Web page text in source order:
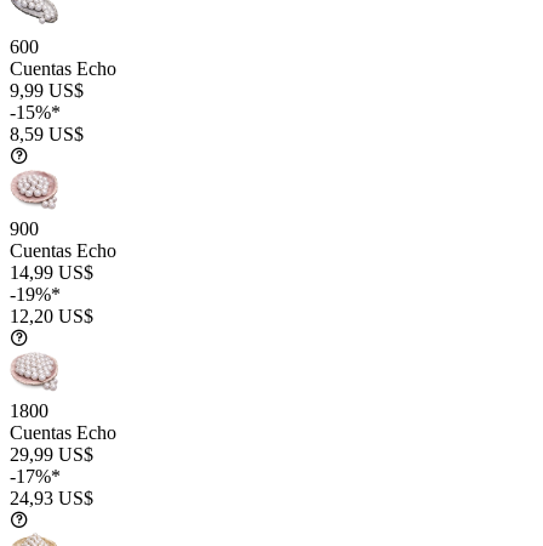
600
Cuentas Echo
9,99 US$
-15%*
8,59 US$
900
Cuentas Echo
14,99 US$
-19%*
12,20 US$
1800
Cuentas Echo
29,99 US$
-17%*
24,93 US$